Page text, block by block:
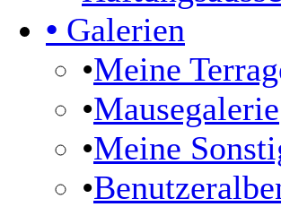
• Galerien
•Meine
•Mausegalerie
•Meine
•